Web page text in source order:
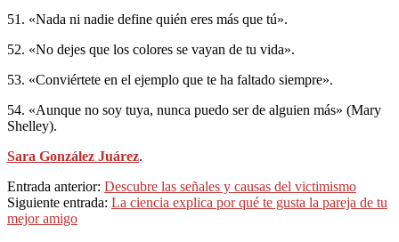
51. «Nada ni nadie define quién eres más que tú».
52. «No dejes que los colores se vayan de tu vida».
53. «Conviértete en el ejemplo que te ha faltado siempre».
54. «Aunque no soy tuya, nunca puedo ser de alguien más» (Mary
Shelley).
Sara González Juárez.
2023-
10-
08
Entrada anterior: Descubre las señales y causas del victimismo
Siguiente entrada: La ciencia explica por qué te gusta la pareja de tu
mejor amigo